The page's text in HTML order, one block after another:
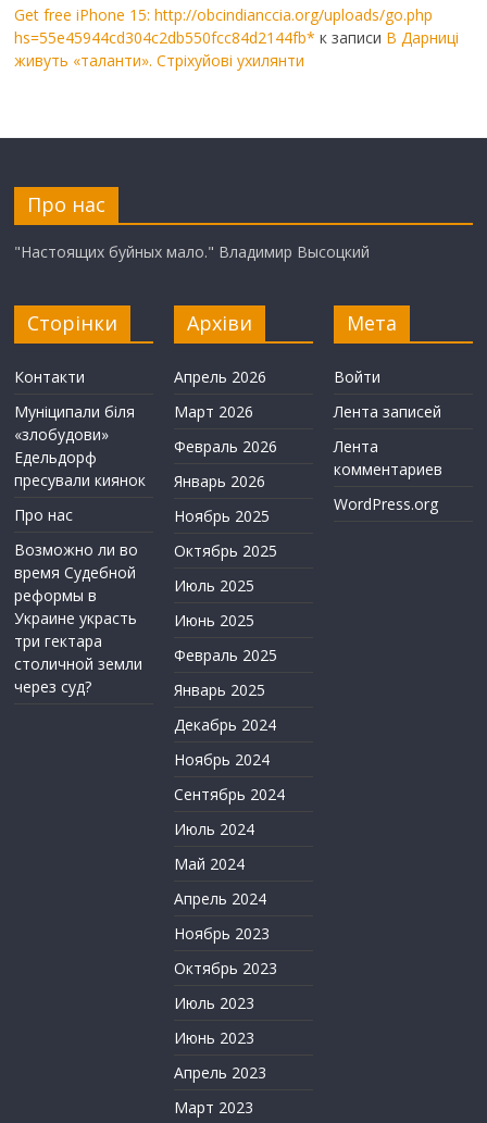
Get free iPhone 15: http://obcindianccia.org/uploads/go.php
hs=55e45944cd304c2db550fcc84d2144fb* к записи В Дарниці
живуть «таланти». Стріхуйові ухилянти
Про нас
"Настоящих буйных мало." Владимир Высоцкий
Сторінки
Контакти
Муніципали біля
«злобудови»
Едельдорф
пресували киянок
Про нас
Возможно ли во
время Судебной
реформы в
Украине украсть
три гектара
столичной земли
через суд?
Архіви
Апрель 2026
Март 2026
Февраль 2026
Январь 2026
Ноябрь 2025
Октябрь 2025
Июль 2025
Июнь 2025
Февраль 2025
Январь 2025
Декабрь 2024
Ноябрь 2024
Сентябрь 2024
Июль 2024
Май 2024
Апрель 2024
Ноябрь 2023
Октябрь 2023
Июль 2023
Июнь 2023
Апрель 2023
Март 2023
Мета
Войти
Лента записей
Лента
комментариев
WordPress.org